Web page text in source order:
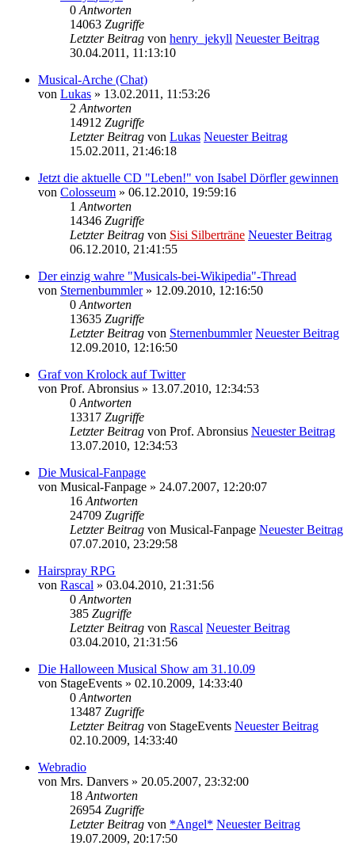
0 Antworten
14063 Zugriffe
Letzter Beitrag von henry_jekyll Neuester Beitrag
30.04.2011, 11:13:10
Musical-Arche (Chat)
von Lukas » 13.02.2011, 11:53:26
2 Antworten
14912 Zugriffe
Letzter Beitrag von Lukas Neuester Beitrag
15.02.2011, 21:46:18
Jetzt die aktuelle CD "Leben!" von Isabel Dörfler gewinnen
von Colosseum » 06.12.2010, 19:59:16
1 Antworten
14346 Zugriffe
Letzter Beitrag von Sisi Silberträne Neuester Beitrag
06.12.2010, 21:41:55
Der einzig wahre "Musicals-bei-Wikipedia"-Thread
von Sternenbummler» 12.09.2010, 12:16:50
0 Antworten
13635 Zugriffe
Letzter Beitrag von Sternenbummler Neuester Beitrag
12.09.2010, 12:16:50
Graf von Krolock auf Twitter
von Prof. Abronsius » 13.07.2010, 12:34:53
0 Antworten
13317 Zugriffe
Letzter Beitrag von Prof. Abronsius Neuester Beitrag
13.07.2010, 12:34:53
Die Musical-Fanpage
von Musical-Fanpage » 24.07.2007, 12:20:07
16 Antworten
24709 Zugriffe
Letzter Beitrag von Musical-Fanpage Neuester Beitrag
07.07.2010, 23:29:58
Hairspray RPG
von Rascal » 03.04.2010, 21:31:56
0 Antworten
385 Zugriffe
Letzter Beitrag von Rascal Neuester Beitrag
03.04.2010, 21:31:56
Die Halloween Musical Show am 31.10.09
von StageEvents » 02.10.2009, 14:33:40
0 Antworten
13487 Zugriffe
Letzter Beitrag von StageEvents Neuester Beitrag
02.10.2009, 14:33:40
Webradio
von Mrs. Danvers » 20.05.2007, 23:32:00
18 Antworten
26954 Zugriffe
Letzter Beitrag von *Angel* Neuester Beitrag
19.07.2009, 20:17:50